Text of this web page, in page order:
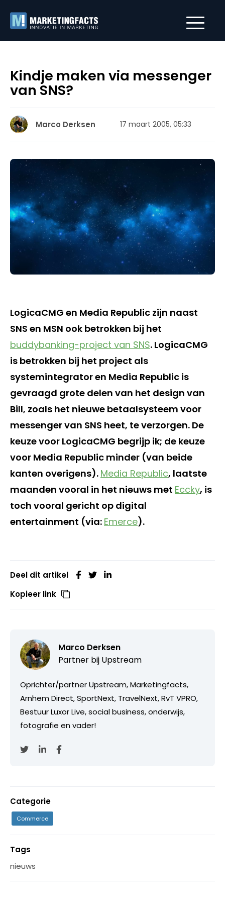
Kindje maken via messenger
van SNS?
Marco Derksen 17 maart 2005, 05:33
LogicaCMG en Media Republic zijn naast
SNS en MSN ook betrokken bij het
buddybanking-project van SNS. LogicaCMG
is betrokken bij het project als
systemintegrator en Media Republic is
gevraagd grote delen van het design van
Bill, zoals het nieuwe betaalsysteem voor
messenger van SNS heet, te verzorgen. De
keuze voor LogicaCMG begrijp ik; de keuze
voor Media Republic minder (van beide
kanten overigens). Media Republic, laatste
maanden vooral in het nieuws met Eccky, is
toch vooral gericht op digital
entertainment (via: Emerce).
Deel dit artikel
Kopieer link
Marco Derksen
Partner bij Upstream
Oprichter/partner Upstream, Marketingfacts,
Arnhem Direct, SportNext, TravelNext, RvT VPRO,
Bestuur Luxor Live, social business, onderwijs,
fotografie en vader!
Categorie
Commerce
Tags
nieuws